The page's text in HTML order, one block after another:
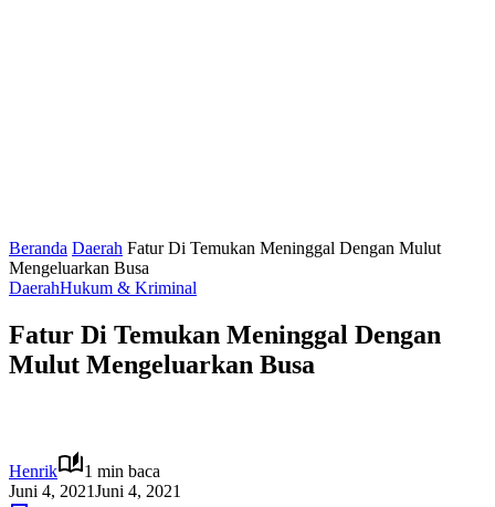
Beranda Daerah Fatur Di Temukan Meninggal Dengan Mulut
Mengeluarkan Busa
DaerahHukum & Kriminal
Fatur Di Temukan Meninggal Dengan
Mulut Mengeluarkan Busa
Henrik
1 min baca
Juni 4, 2021Juni 4, 2021